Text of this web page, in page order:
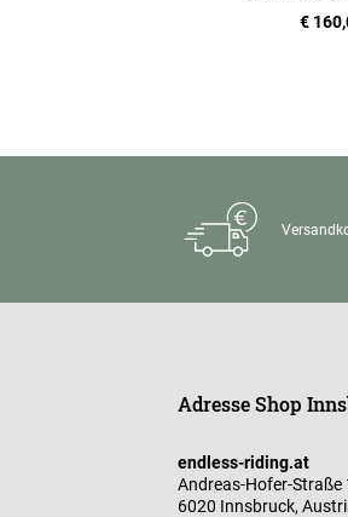
€
Adresse Shop
endless-riding.at
Andreas-Hofer-Straße
6020 Innsbruck,